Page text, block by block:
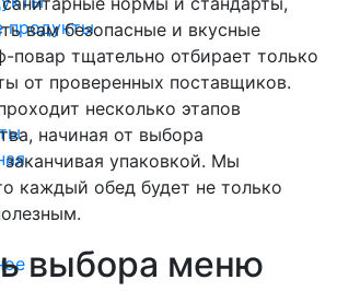
продукты
вам безопасные и вкусные
тщательно отбирает только
от проверенных поставщиков.
несколько этапов
начиная от выбора
заканчивая упаковкой. Мы
каждый обед будет не только
выбора меню